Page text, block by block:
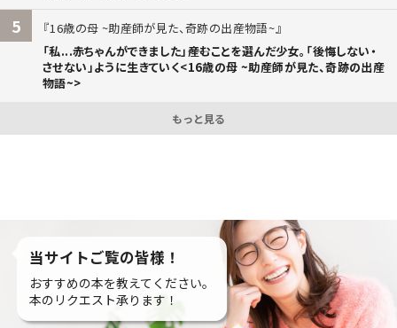
5
16歳の母 ~助産師が見た、奇跡の出産物語~
「私...赤ちゃんができました」――産むことを選んだ少女。「後悔しない・
させない」ように生きていく<16歳の母 ~助産師が見た、奇跡の出産
物語~>
もっと見る
当サイトご覧の皆様！
おすすめの本を教えてください。
本のリクエスト承ります！